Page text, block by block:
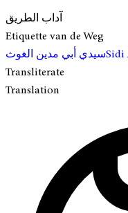
آداب الطريق
Etiquette van de Weg
سيدي أبي مدين الغوثSidi
Transliterate
Translation